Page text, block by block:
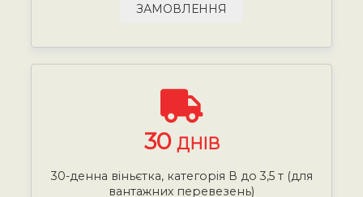
ЗАМОВЛЕННЯ
30 ДНІВ
30-денна віньєтка, категорія В до 3,5 т (для
вантажних перевезень)